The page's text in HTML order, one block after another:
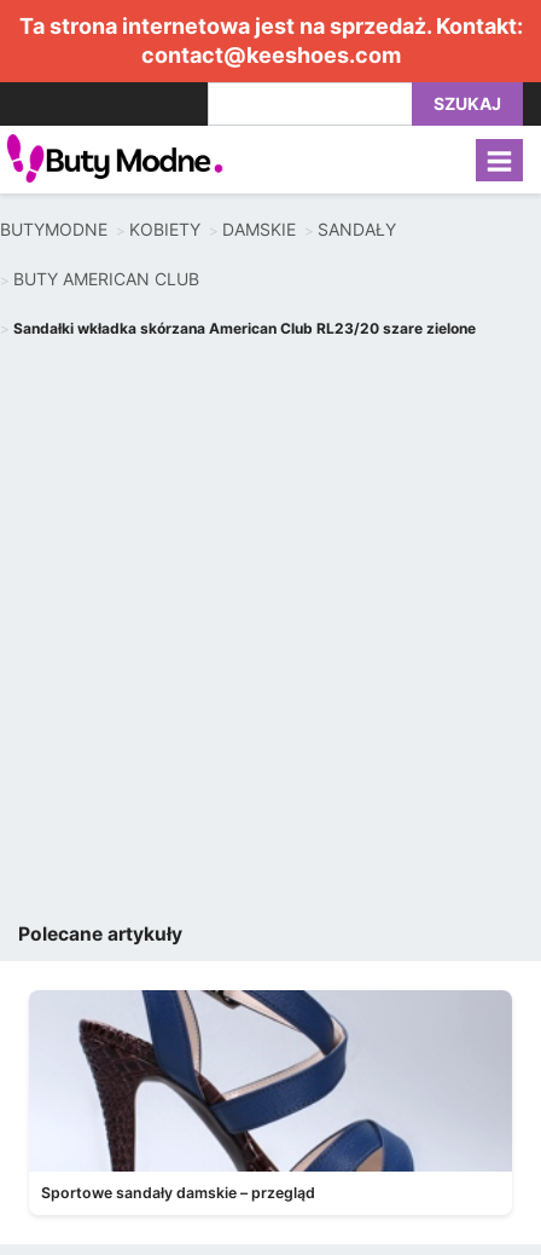
Ta strona internetowa jest na sprzedaż. Kontakt:
contact@keeshoes.com
SZUKAJ
BUTYMODNE KOBIETY DAMSKIE SANDAŁY
BUTY AMERICAN CLUB
Sandałki wkładka skórzana American Club RL23/20 szare zielone
Polecane artykuły
Sportowe sandały damskie – przegląd